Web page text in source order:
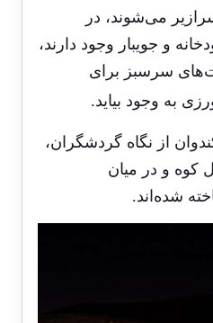
می‌شوند، در
و جویبار وجود دارند،
سرسبز برای
به وجود بیاید.
از نگاه گردشگران،
کوه و در میان
شده‌اند.